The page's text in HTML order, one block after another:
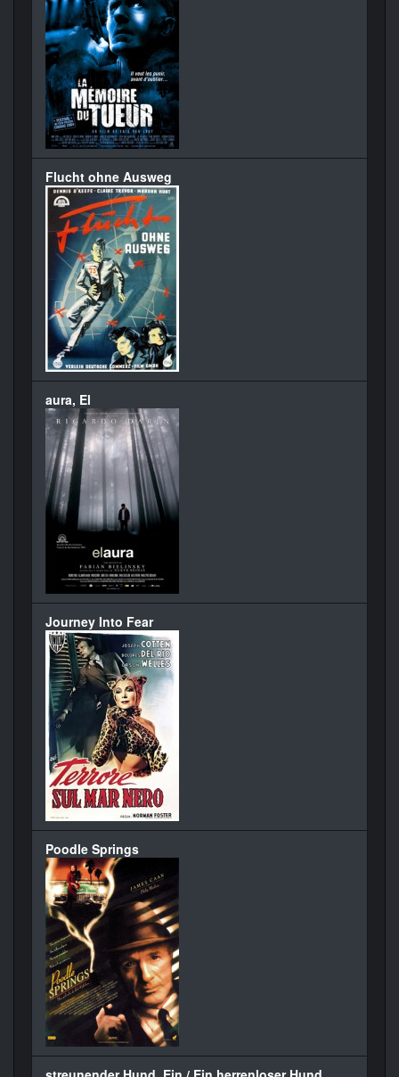
Flucht ohne Ausweg
aura, El
Journey Into Fear
Poodle Springs